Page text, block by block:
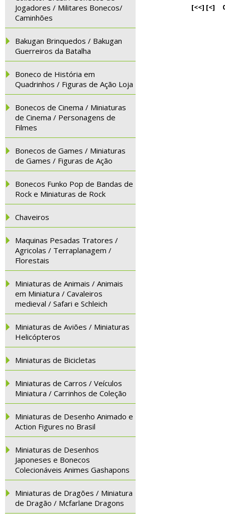
Jogadores / Militares Bonecos/
Caminhões
Bakugan Brinquedos / Bakugan
Guerreiros da Batalha
Boneco de História em
Quadrinhos / Figuras de Ação Loja
Bonecos de Cinema / Miniaturas
de Cinema / Personagens de
Filmes
Bonecos de Games / Miniaturas
de Games / Figuras de Ação
Bonecos Funko Pop de Bandas de
Rock e Miniaturas de Rock
Chaveiros
Maquinas Pesadas Tratores /
Agricolas / Terraplanagem /
Florestais
Miniaturas de Animais / Animais
em Miniatura / Cavaleiros
medieval / Safari e Schleich
Miniaturas de Aviões / Miniaturas
Helicópteros
Miniaturas de Bicicletas
Miniaturas de Carros / Veículos
Miniatura / Carrinhos de Coleção
Miniaturas de Desenho Animado e
Action Figures no Brasil
Miniaturas de Desenhos
Japoneses e Bonecos
Colecionáveis Animes Gashapons
Miniaturas de Dragões / Miniatura
de Dragão / Mcfarlane Dragons
[<<] [<]